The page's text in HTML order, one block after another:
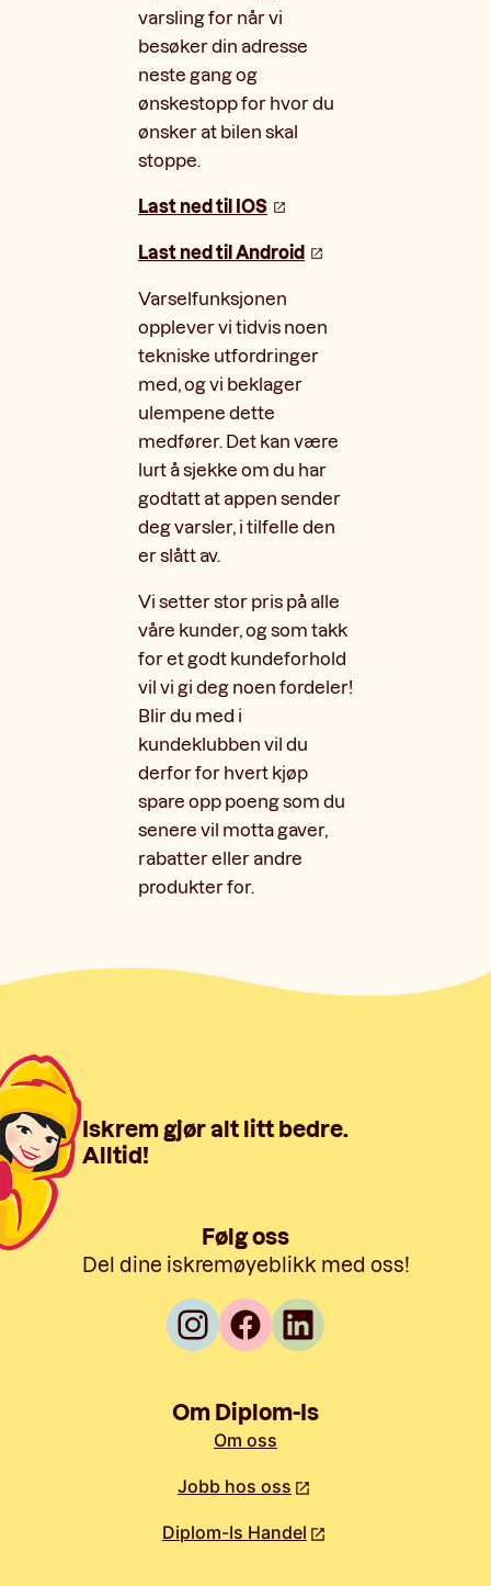
varsling for når vi
besøker din adresse
neste gang og
ønskestopp for hvor du
ønsker at bilen skal
stoppe.
Last ned til IOS
Last ned til Android
Varselfunksjonen
opplever vi tidvis noen
tekniske utfordringer
med, og vi beklager
ulempene dette
medfører. Det kan være
lurt å sjekke om du har
godtatt at appen sender
deg varsler, i tilfelle den
er slått av.
Vi setter stor pris på alle
våre kunder, og som takk
for et godt kundeforhold
vil vi gi deg noen fordeler!
Blir du med i
kundeklubben vil du
derfor for hvert kjøp
spare opp poeng som du
senere vil motta gaver,
rabatter eller andre
produkter for.
Iskrem gjør alt litt bedre.
Alltid!
Følg oss
Del dine iskremøyeblikk med oss!
Om Diplom-Is
Om oss
Jobb hos oss
Diplom-Is Handel